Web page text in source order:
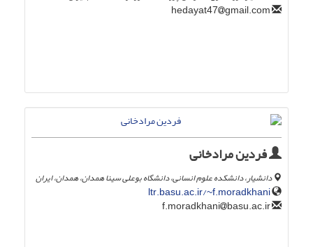
gmail.com
فردین مرادخانی
دانشیار، دانشکده علوم انسانی، دانشگاه بوعلی سینا همدان، همدان، ایران
ltr.basu.ac.ir/~f.moradkhani
basu.ac.ir